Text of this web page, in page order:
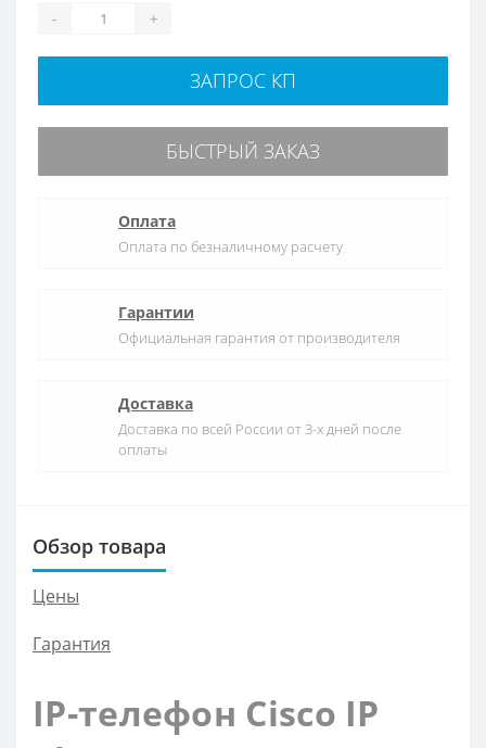
- +
ЗАПРОС КП
БЫСТРЫЙ ЗАКАЗ
Оплата
Оплата по безналичному расчету
Гарантии
Официальная гарантия от производителя
Доставка
Доставка по всей России от 3-х дней после
оплаты
Обзор товара
Цены
Гарантия
IP-телефон Cisco IP